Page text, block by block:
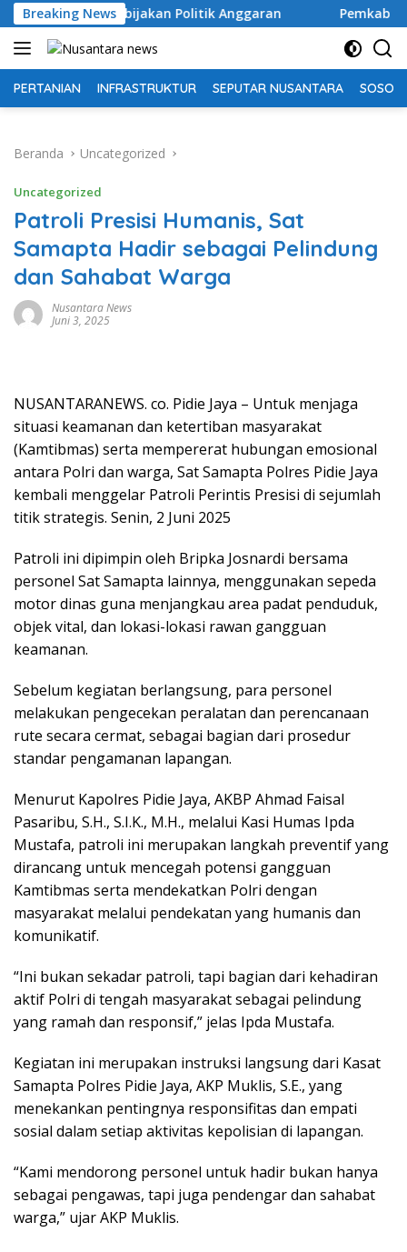
Langsung
ke
konten
Breaking News
Kebijakan Politik Anggaran Pemkab OKU
PERTANIAN INFRASTRUKTUR SEPUTAR NUSANTARA SOSOK
Beranda Uncategorized
Uncategorized
Patroli Presisi Humanis, Sat
Samapta Hadir sebagai Pelindung
dan Sahabat Warga
Nusantara News
Juni 3, 2025
NUSANTARANEWS. co. Pidie Jaya – Untuk menjaga
situasi keamanan dan ketertiban masyarakat
(Kamtibmas) serta mempererat hubungan emosional
antara Polri dan warga, Sat Samapta Polres Pidie Jaya
kembali menggelar Patroli Perintis Presisi di sejumlah
titik strategis. Senin, 2 Juni 2025
Patroli ini dipimpin oleh Bripka Josnardi bersama
personel Sat Samapta lainnya, menggunakan sepeda
motor dinas guna menjangkau area padat penduduk,
objek vital, dan lokasi-lokasi rawan gangguan
keamanan.
Sebelum kegiatan berlangsung, para personel
melakukan pengecekan peralatan dan perencanaan
rute secara cermat, sebagai bagian dari prosedur
standar pengamanan lapangan.
Menurut Kapolres Pidie Jaya, AKBP Ahmad Faisal
Pasaribu, S.H., S.I.K., M.H., melalui Kasi Humas Ipda
Mustafa, patroli ini merupakan langkah preventif yang
dirancang untuk mencegah potensi gangguan
Kamtibmas serta mendekatkan Polri dengan
masyarakat melalui pendekatan yang humanis dan
komunikatif.
“Ini bukan sekadar patroli, tapi bagian dari kehadiran
aktif Polri di tengah masyarakat sebagai pelindung
yang ramah dan responsif,” jelas Ipda Mustafa.
Kegiatan ini merupakan instruksi langsung dari Kasat
Samapta Polres Pidie Jaya, AKP Muklis, S.E., yang
menekankan pentingnya responsifitas dan empati
sosial dalam setiap aktivitas kepolisian di lapangan.
“Kami mendorong personel untuk hadir bukan hanya
sebagai pengawas, tapi juga pendengar dan sahabat
warga,” ujar AKP Muklis.